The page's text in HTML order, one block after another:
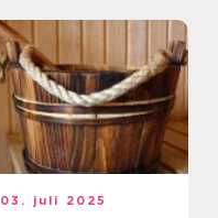
03. juli 2025